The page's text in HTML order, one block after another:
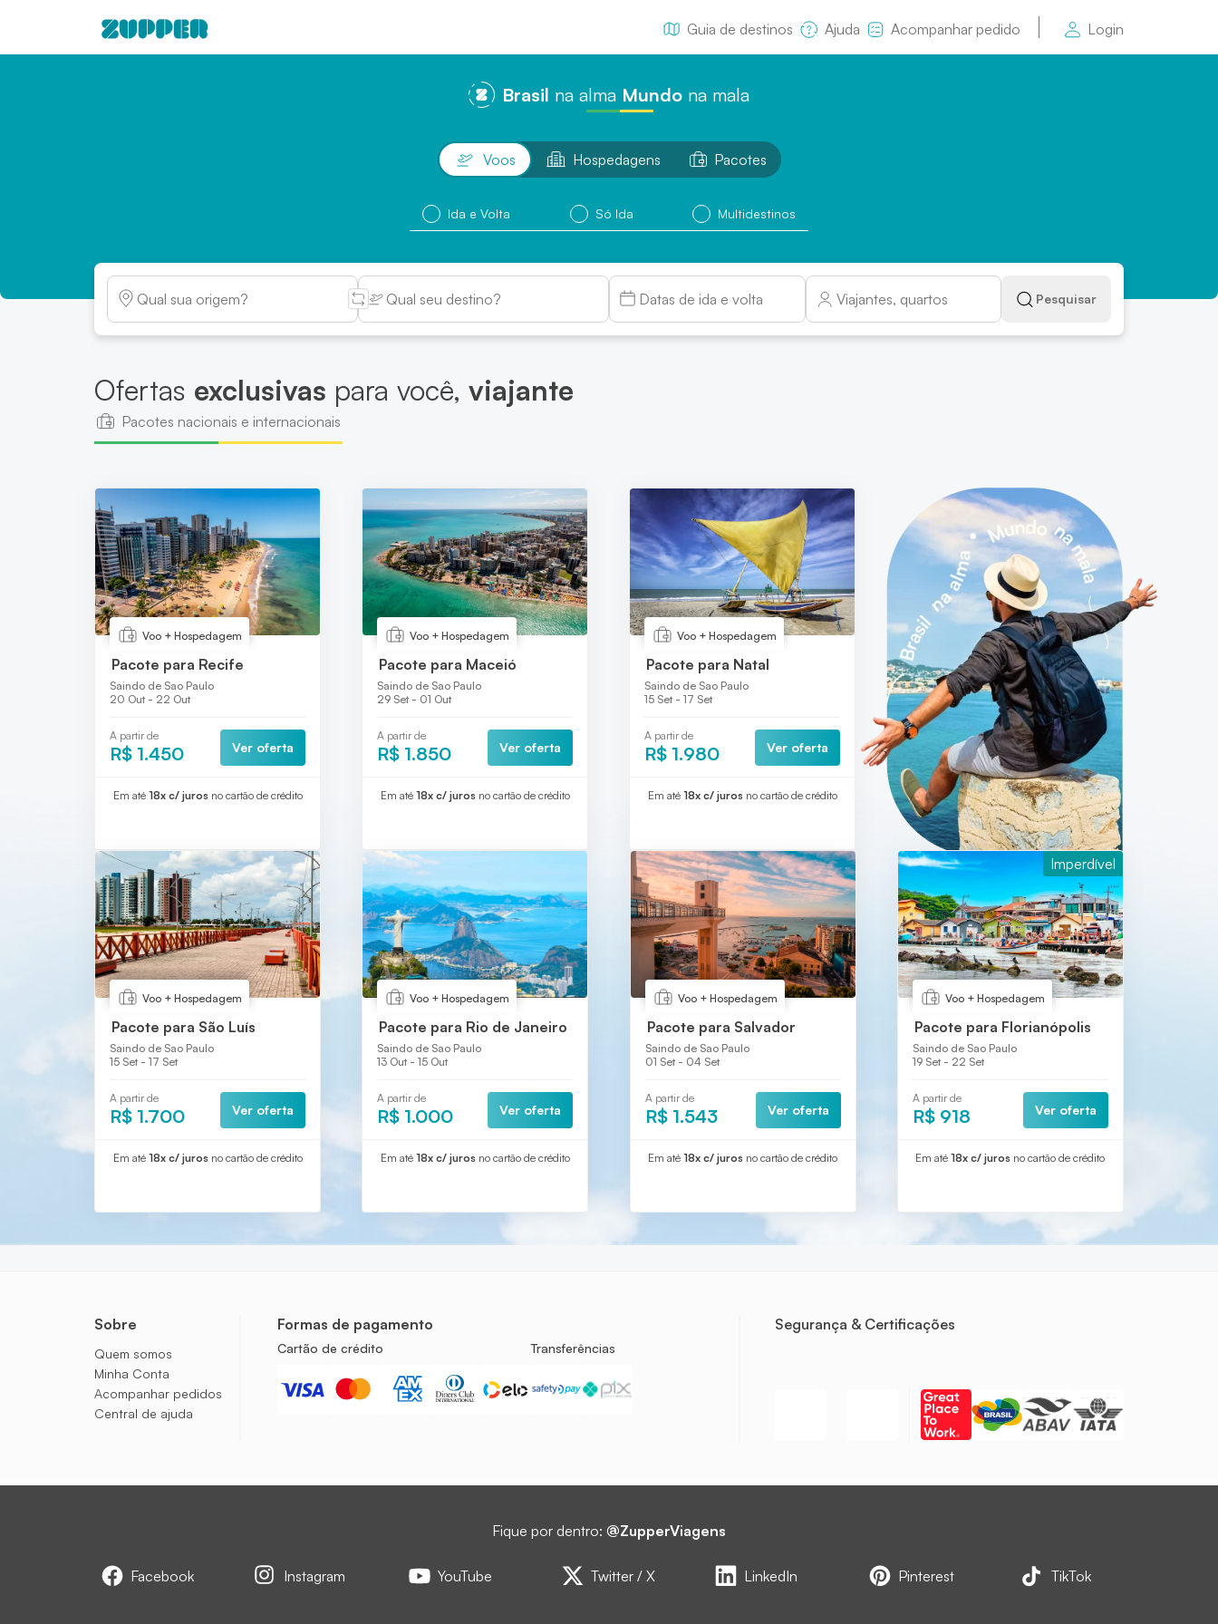
Zupper: Passagens aéreas - Brasil na alma, Mundo na mala
Guia de destinos Ajuda Acompanhar pedido Login
Brasil na alma Mundo na mala
Voos Hospedagens Pacotes
Ida e Volta Só Ida Multidestinos
Pesquisar
Ofertas exclusivas para você, viajante
Pacotes nacionais e internacionais
Voo + Hospedagem
Pacote para Recife
Saindo de Sao Paulo
20 Out - 22 Out
A partir de
R$ 1.450 Ver oferta
Em até 18x c/ juros no cartão de crédito
Voo + Hospedagem
Pacote para Maceió
Saindo de Sao Paulo
29 Set - 01 Out
A partir de
R$ 1.850 Ver oferta
Em até 18x c/ juros no cartão de crédito
Voo + Hospedagem
Pacote para Natal
Saindo de Sao Paulo
15 Set - 17 Set
A partir de
R$ 1.980 Ver oferta
Em até 18x c/ juros no cartão de crédito
Voo + Hospedagem
Pacote para São Luís
Saindo de Sao Paulo
15 Set - 17 Set
A partir de
R$ 1.700 Ver oferta
Em até 18x c/ juros no cartão de crédito
Voo + Hospedagem
Pacote para Rio de Janeiro
Saindo de Sao Paulo
13 Out - 15 Out
A partir de
R$ 1.000 Ver oferta
Em até 18x c/ juros no cartão de crédito
Voo + Hospedagem
Pacote para Salvador
Saindo de Sao Paulo
01 Set - 04 Set
A partir de
R$ 1.543 Ver oferta
Em até18x c/ juros no cartão de crédito
Imperdível
Voo + Hospedagem
Pacote para Florianópolis
Saindo de Sao Paulo
19 Set - 22 Set
A partir de
R$ 918 Ver oferta
Em até18x c/ juros no cartão de crédito
Sobre
Quem somos
Minha Conta
Acompanhar pedidos
Central de ajuda
Formas de pagamento
Cartão de crédito Transferências
Segurança & Certificações
Fique por dentro: @ZupperViagens
Facebook Instagram YouTube Twitter / X LinkedIn Pinterest TikTok